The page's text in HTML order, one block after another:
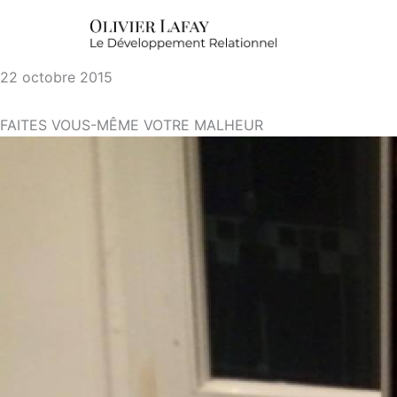
22 octobre 2015
FAITES VOUS-MÊME VOTRE MALHEUR